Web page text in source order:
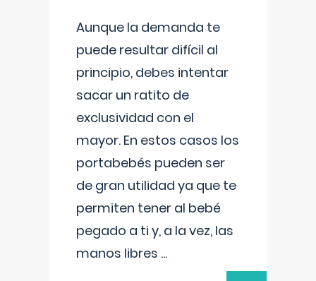
Aunque la demanda te
puede resultar difícil al
principio, debes intentar
sacar un ratito de
exclusividad con el
mayor. En estos casos los
portabebés pueden ser
de gran utilidad ya que te
permiten tener al bebé
pegado a ti y, a la vez, las
manos libres ...